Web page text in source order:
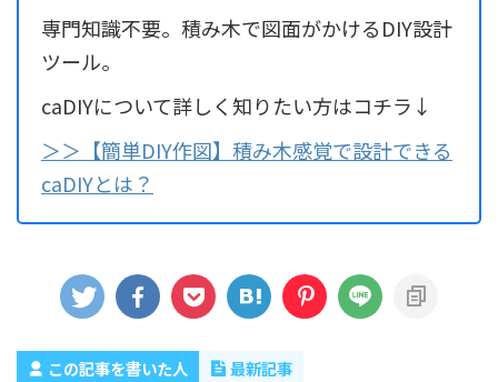
専門知識不要。積み木で図面がかけるDIY設計
ツール。
caDIYについて詳しく知りたい方はコチラ↓
＞＞【簡単DIY作図】積み木感覚で設計できる
caDIYとは？
この記事を書いた人
最新記事